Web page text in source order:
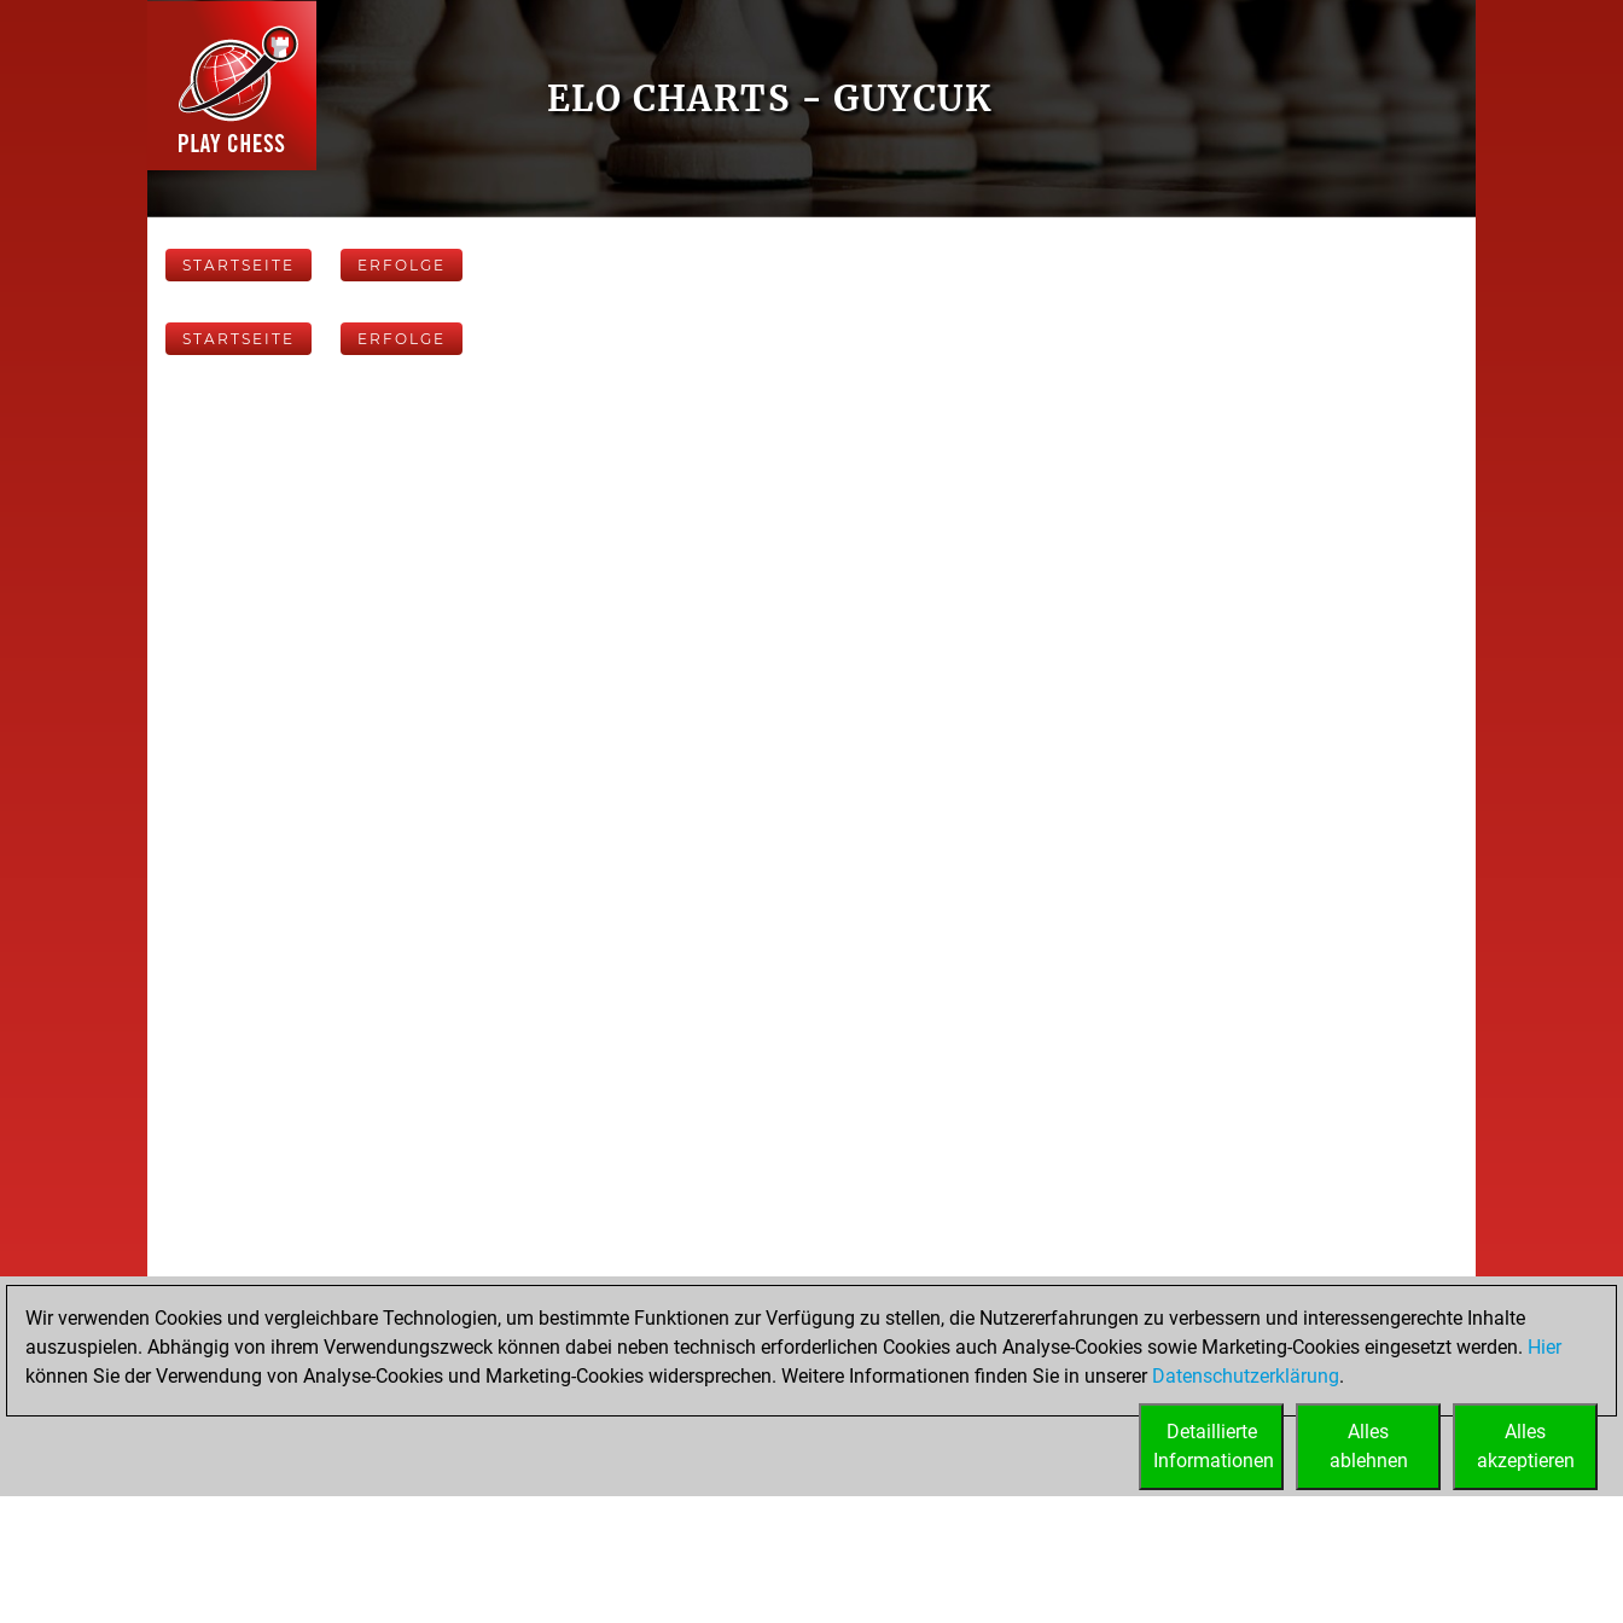
ELO CHARTS - GUYCUK
STARTSEITE ERFOLGE
STARTSEITE ERFOLGE
Wir verwenden Cookies und vergleichbare Technologien, um bestimmte Funktionen zur Verfügung zu stellen, die Nutzererfahrungen zu verbessern und interessengerechte Inhalte
auszuspielen. Abhängig von ihrem Verwendungszweck können dabei neben technisch erforderlichen Cookies auch Analyse-Cookies sowie Marketing-Cookies eingesetzt werden. Hier
können Sie der Verwendung von Analyse-Cookies und Marketing-Cookies widersprechen. Weitere Informationen finden Sie in unserer Datenschutzerklärung.
Alles
akzeptieren
Alles
ablehnen
Detaillierte
Informationen